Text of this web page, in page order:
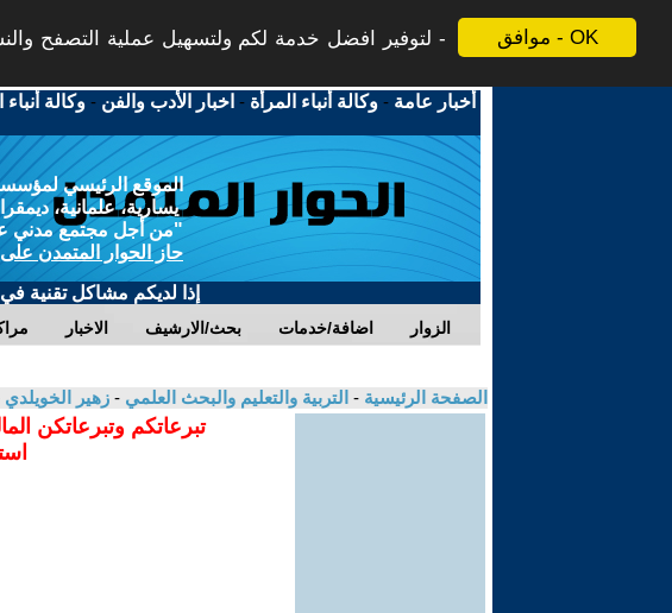
موافق - OK
لتوفير افضل خدمة لكم ولتسهيل عملية التصفح
أخبار عامة -وكالة أنباء المرأة - اخبار الأدب والفن -وكالة أنباء
الموقع الرئيسي
يسارية، علمانية،
"من أجل مجتمع مدني
حاز الحوار المتمدن
إذا لديكم مشاكل تقنية
الاخبار بحث/الارشيف اضافة/خدمات الزوار
الصفحة الرئيسية - التربية والتعليم والبحث العلمي - زهير الخويلدي
تبرعاتكم وتبرعاتكن